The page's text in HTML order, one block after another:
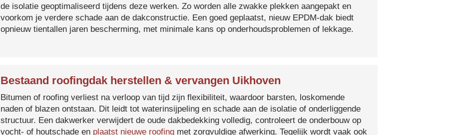
de isolatie geoptimaliseerd tijdens deze werken. Zo worden alle zwakke plekken aangepakt en
voorkom je verdere schade aan de dakconstructie. Een goed geplaatst, nieuw EPDM-dak biedt
opnieuw tientallen jaren bescherming, met minimale kans op onderhoudsproblemen of lekkage.
Bestaand roofingdak herstellen & vervangen Uikhoven
Bitumen of roofing verliest na verloop van tijd zijn flexibiliteit, waardoor barsten, loskomende
naden of blazen ontstaan. Dit leidt tot waterinsijpeling en schade aan de isolatie of onderliggende
structuur. Een dakwerker verwijdert de oude dakbedekking volledig, controleert de onderbouw op
vocht- of houtschade en plaatst nieuwe roofing met zorgvuldige afwerking. Tegelijk wordt vaak ook